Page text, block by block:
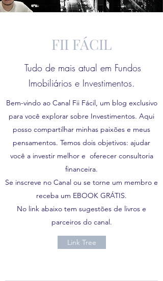
FII FÁCIL
Tudo de mais atual em Fundos
Imobiliários e Investimentos.
Bem-vindo ao Canal Fii Fácil, um blog exclusivo
para você explorar sobre Investimentos. Aqui
posso compartilhar minhas paixões e meus
pensamentos. Temos dois objetivos: ajudar
você a investir melhor e oferecer consultoria
financeira.
Se inscreve no Canal ou se torne um membro e
receba um EBOOK GRÁTIS.
No link abaixo tem sugestões de livros e
parceiros do canal.
Link Tree